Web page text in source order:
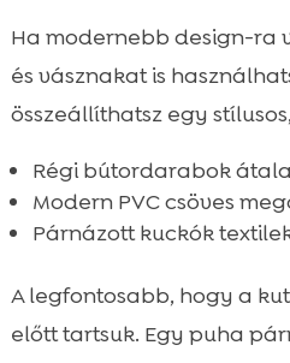
Ha modernebb design-ra
és vásznakat is
összeállíthatsz egy
Régi bútordarabok
Modern PVC csöves
Párnázott kuckók
A legfontosabb, hogy a
előtt tartsuk. Egy puha